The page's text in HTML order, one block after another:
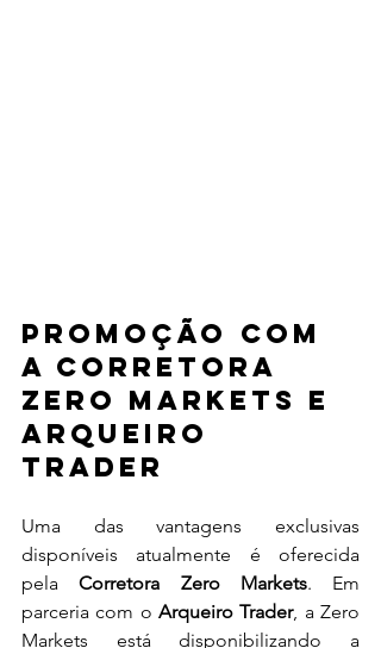
Promoção com
a Corretora
Zero Markets e
Arqueiro
Trader
Uma das vantagens exclusivas
disponíveis atualmente é oferecida
pela Corretora Zero Markets. Em
parceria com o Arqueiro Trader, a Zero
Markets está disponibilizando a